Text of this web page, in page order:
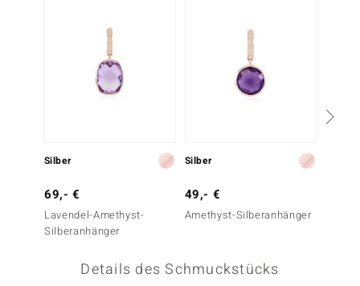
BY DE MELO
Silber
69,- €
Lavendel-Amethyst-
Silberanhänger
Silber
49,- €
Amethyst-Silberanhänger
Details des Schmuckstücks